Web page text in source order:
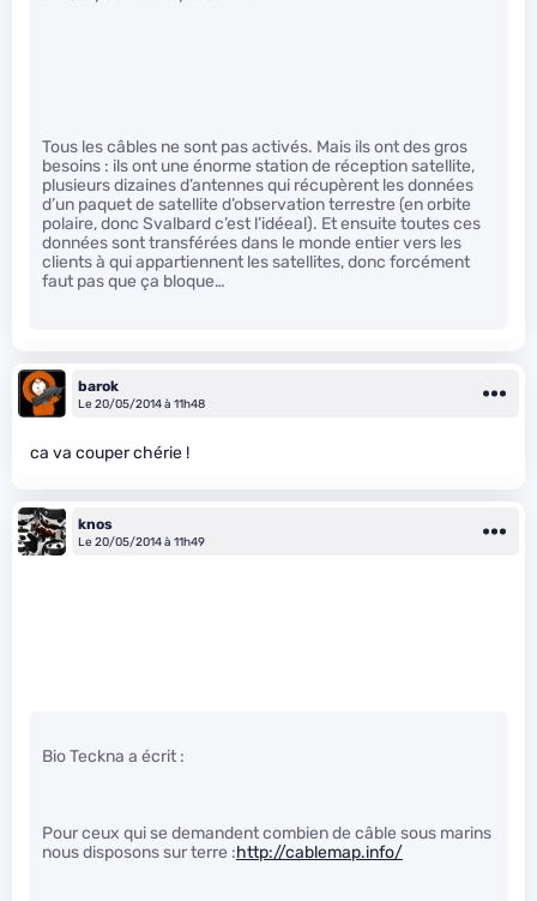
Tous les câbles ne sont pas activés. Mais ils ont des gros
besoins : ils ont une énorme station de réception satellite,
plusieurs dizaines d’antennes qui récupèrent les données
d’un paquet de satellite d’observation terrestre (en orbite
polaire, donc Svalbard c’est l’idéeal). Et ensuite toutes ces
données sont transférées dans le monde entier vers les
clients à qui appartiennent les satellites, donc forcément
faut pas que ça bloque…
barok
Le 20/05/2014 à 11h48
ca va couper chérie !
knos
Le 20/05/2014 à 11h49
Bio Teckna a écrit :
Pour ceux qui se demandent combien de câble sous marins
nous disposons sur terre :http://cablemap.info/